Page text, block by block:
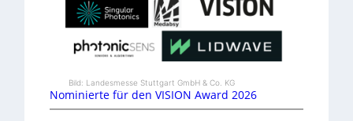
Bild: Landesmesse Stuttgart GmbH & Co. KG
Nominierte für den VISION Award 2026